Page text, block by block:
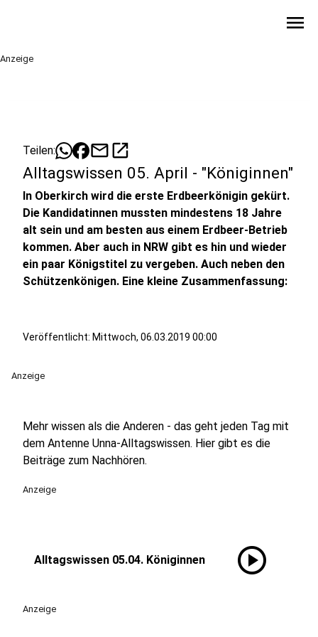
menu
Anzeige
Teilen: mailopen_in_new
Alltagswissen 05. April - "Königinnen"
In Oberkirch wird die erste Erdbeerkönigin gekürt.
Die Kandidatinnen mussten mindestens 18 Jahre
alt sein und am besten aus einem Erdbeer-Betrieb
kommen. Aber auch in NRW gibt es hin und wieder
ein paar Königstitel zu vergeben. Auch neben den
Schützenkönigen. Eine kleine Zusammenfassung:
Veröffentlicht: Mittwoch, 06.03.2019 00:00
Anzeige
Mehr wissen als die Anderen - das geht jeden Tag mit
dem Antenne Unna-Alltagswissen. Hier gibt es die
Beiträge zum Nachhören.
Anzeige
Alltagswissen 05.04. Königinnen play_circle
Anzeige